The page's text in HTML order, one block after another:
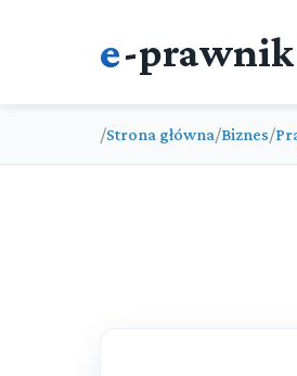
e-prawnik
/Strona główna/Biznes/